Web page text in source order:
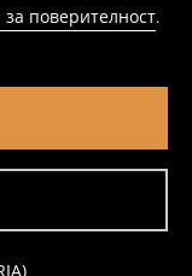
за поверителност.